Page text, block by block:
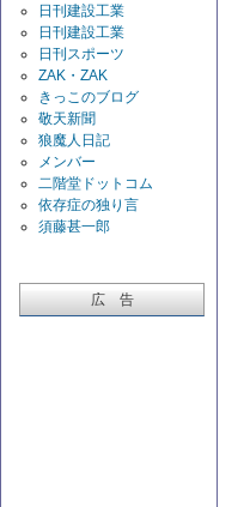
日刊建設工業
日刊建設工業
日刊スポーツ
ZAK・ZAK
きっこのブログ
敬天新聞
狼魔人日記
メンバー
二階堂ドットコム
依存症の独り言
須藤甚一郎
広 告